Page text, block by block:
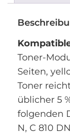
Toner-
Seiten,
Toner
üblicher 5
folgenden
N, C 810